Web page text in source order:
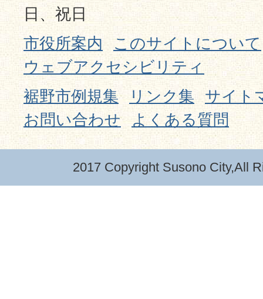
日、祝日
市役所案内
このサイトについて
ウェブアクセシビリティ
裾野市例規集
リンク集
サイト
お問い合わせ
よくある質問
2017 Copyright Susono City,All